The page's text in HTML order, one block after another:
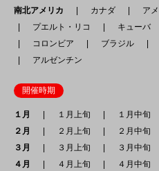
南北アメリカ
カナダ ア
プエルト・リコ
キューバ
コロンビア
ブラジル
アルゼンチン
開催時期
１月 １月上旬 １月中旬
２月
２月上旬 ２月中旬
３月
３月上旬 ３月中旬
４月
４月上旬 ４月中旬